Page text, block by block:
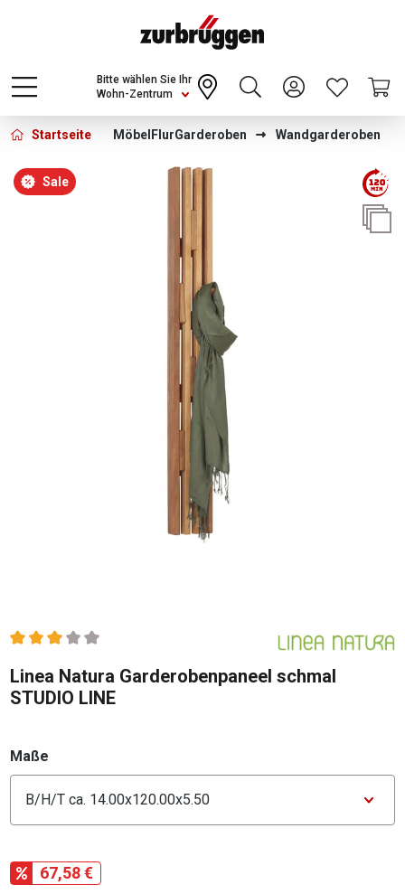
Choose a different country or region to see
content for your location and shop online
CONTINUE
Wohn-Zentrum
Bitte wählen Sie Ihr
Startseite Möbel FlurGarderoben Wandgarderoben
Bildergalerie überspringen
Sale
Durchschnittliche Bewertung von 3 von 5 Sternen
Linea Natura Garderobenpaneel schmal
STUDIO LINE
Maße
67,58 €